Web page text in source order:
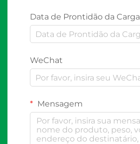
Data de Prontidão da Carga
WeChat
Mensagem